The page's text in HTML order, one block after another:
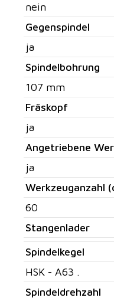
nein
Gegenspindel
ja
Spindelbohrung
107 mm
Fräskopf
ja
Angetriebene
ja
Werkzeuganzahl
60
Stangenlader
Spindelkegel
HSK - A63 .
Spindeldrehzahl